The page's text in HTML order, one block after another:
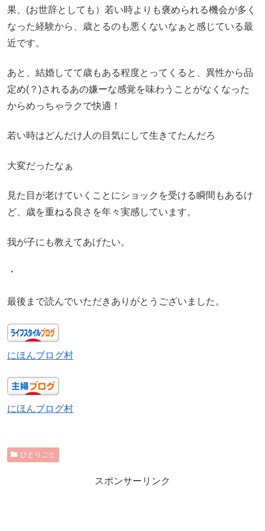
果、(お世辞としても）若い時よりも褒められる機会が多く
なった経験から、歳とるのも悪くないなぁと感じている最
近です。
あと、結婚してて歳もある程度とってくると、異性から品
定め(？)されるあの嫌ーな感覚を味わうことがなくなった
からめっちゃラクで快適！
若い時はどんだけ人の目気にして生きてたんだろ
大変だったなぁ
見た目が老けていくことにショックを受ける瞬間もあるけ
ど、歳を重ねる良さを年々実感しています。
我が子にも教えてあげたい。
・
最後まで読んでいただきありがとうございました。
にほんブログ村
にほんブログ村
ひとりごと
スポンサーリンク